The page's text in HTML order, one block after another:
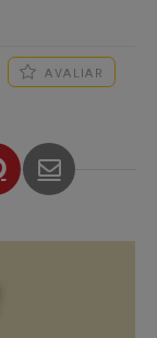
AVALIAR